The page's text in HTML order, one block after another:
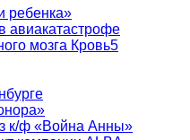
ребенка»
авиакатастрофе
мозга Кровь5
к/ф «Война Анны»